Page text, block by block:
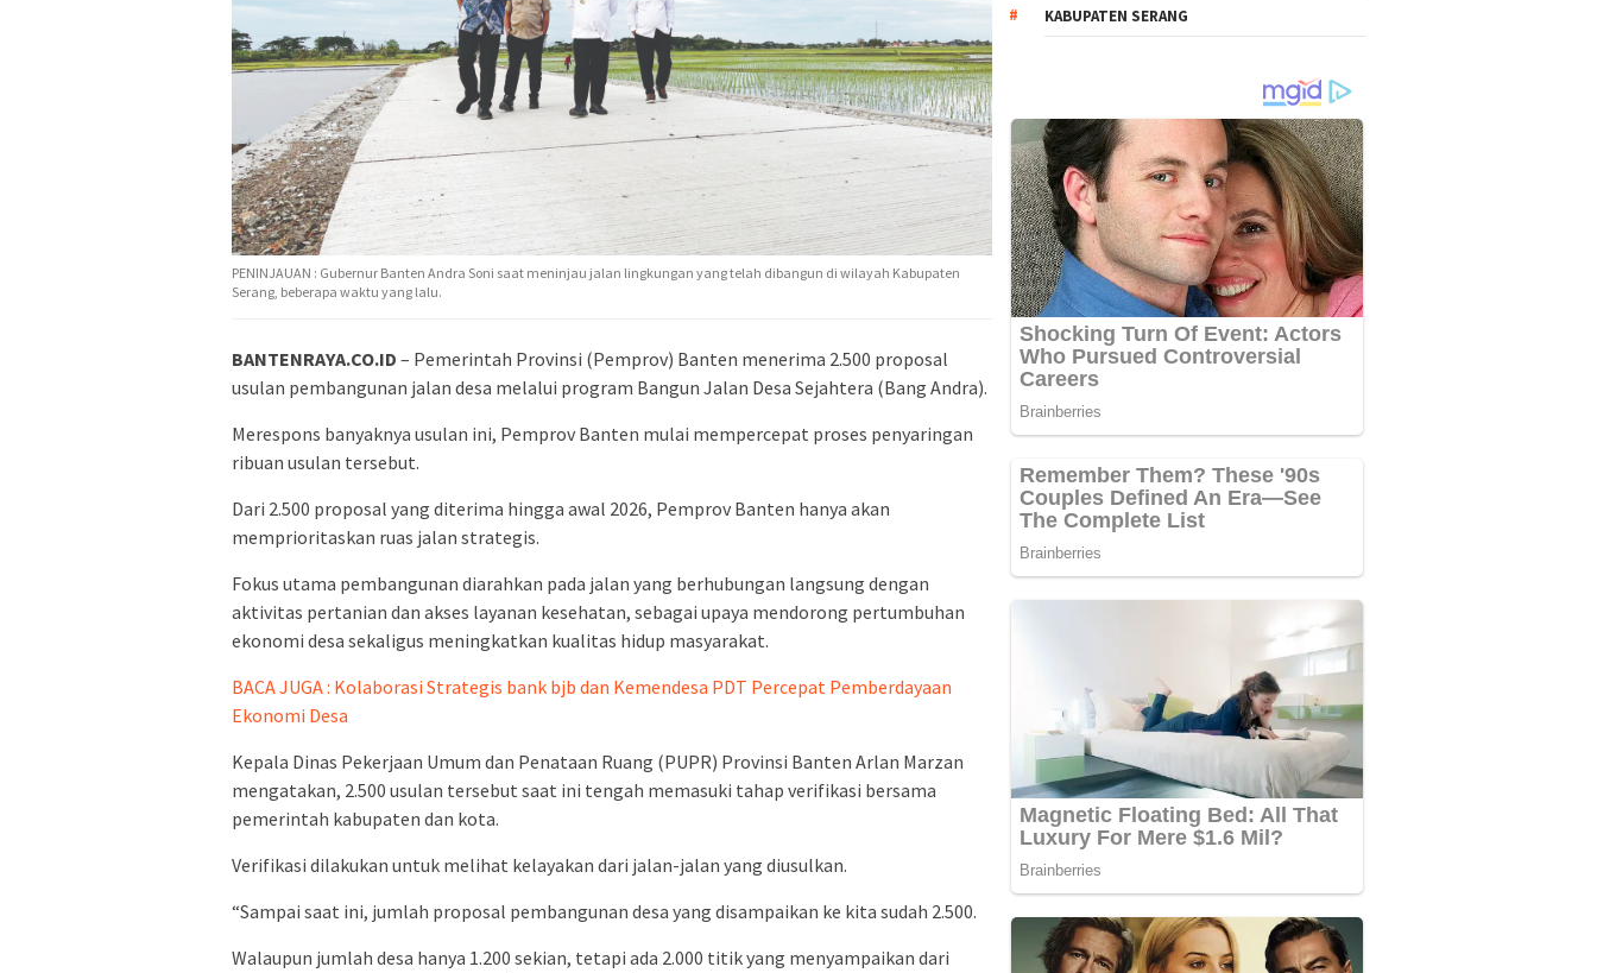
PENINJAUAN : Gubernur Banten Andra Soni saat meninjau jalan lingkungan yang telah dibangun di wilayah Kabupaten
Serang, beberapa waktu yang lalu.
BANTENRAYA.CO.ID – Pemerintah Provinsi (Pemprov) Banten menerima 2.500 proposal
usulan pembangunan jalan desa melalui program Bangun Jalan Desa Sejahtera (Bang Andra).
Merespons banyaknya usulan ini, Pemprov Banten mulai mempercepat proses penyaringan
ribuan usulan tersebut.
Dari 2.500 proposal yang diterima hingga awal 2026, Pemprov Banten hanya akan
memprioritaskan ruas jalan strategis.
Fokus utama pembangunan diarahkan pada jalan yang berhubungan langsung dengan
aktivitas pertanian dan akses layanan kesehatan, sebagai upaya mendorong pertumbuhan
ekonomi desa sekaligus meningkatkan kualitas hidup masyarakat.
BACA JUGA : Kolaborasi Strategis bank bjb dan Kemendesa PDT Percepat Pemberdayaan
Ekonomi Desa
Kepala Dinas Pekerjaan Umum dan Penataan Ruang (PUPR) Provinsi Banten Arlan Marzan
mengatakan, 2.500 usulan tersebut saat ini tengah memasuki tahap verifikasi bersama
pemerintah kabupaten dan kota.
Verifikasi dilakukan untuk melihat kelayakan dari jalan-jalan yang diusulkan.
“Sampai saat ini, jumlah proposal pembangunan desa yang disampaikan ke kita sudah 2.500.
Walaupun jumlah desa hanya 1.200 sekian, tetapi ada 2.000 titik yang menyampaikan dari
KABUPATEN SERANG